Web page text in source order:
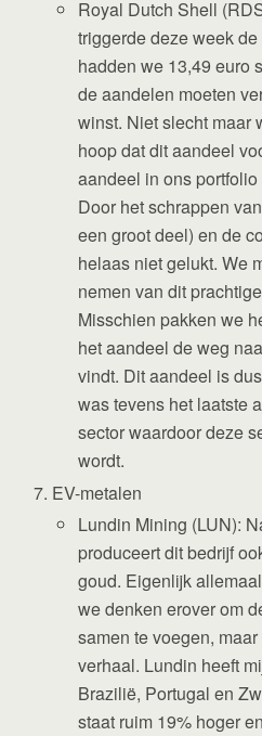
Royal Dutch Shell
triggerde deze week
hadden we 13,49 euro
de aandelen moeten
winst. Niet slecht maar
hoop dat dit aandeel
aandeel in ons
Door het schrappen
een groot deel) en de
helaas niet gelukt. We
nemen van dit
Misschien pakken we
het aandeel de weg
vindt. Dit aandeel is
was tevens het laatste
sector waardoor deze
wordt.
EV-metalen
Lundin Mining (LUN):
produceert dit bedrijf
goud. Eigenlijk
we denken erover om
samen te voegen,
verhaal. Lundin heeft
Brazilië, Portugal en
staat ruim 19% hoger